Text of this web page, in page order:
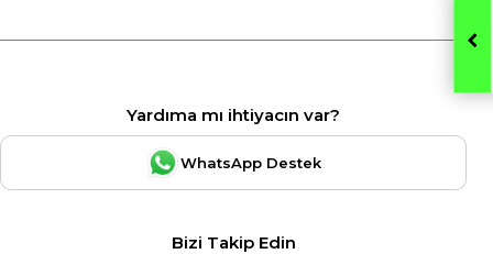
Yardıma mı ihtiyacın var?
WhatsApp Destek
Bizi Takip Edin